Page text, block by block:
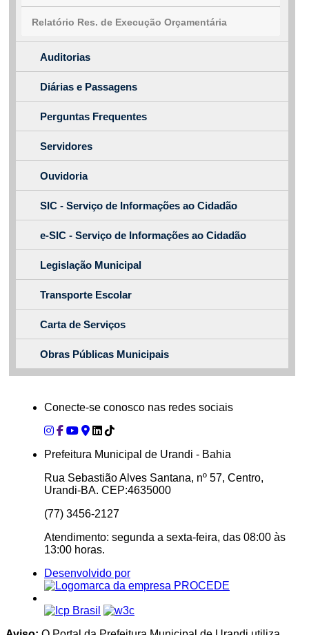
Relatório Res. de Execução Orçamentária
Auditorias
Diárias e Passagens
Perguntas Frequentes
Servidores
Ouvidoria
SIC - Serviço de Informações ao Cidadão
e-SIC - Serviço de Informações ao Cidadão
Legislação Municipal
Transporte Escolar
Carta de Serviços
Obras Públicas Municipais
Conecte-se conosco nas redes sociais
Prefeitura Municipal de Urandi - Bahia
Rua Sebastião Alves Santana, nº 57, Centro,
Urandi-BA. CEP:4635000
(77) 3456-2127
Atendimento: segunda a sexta-feira, das 08:00 às
13:00 horas.
Desenvolvido por